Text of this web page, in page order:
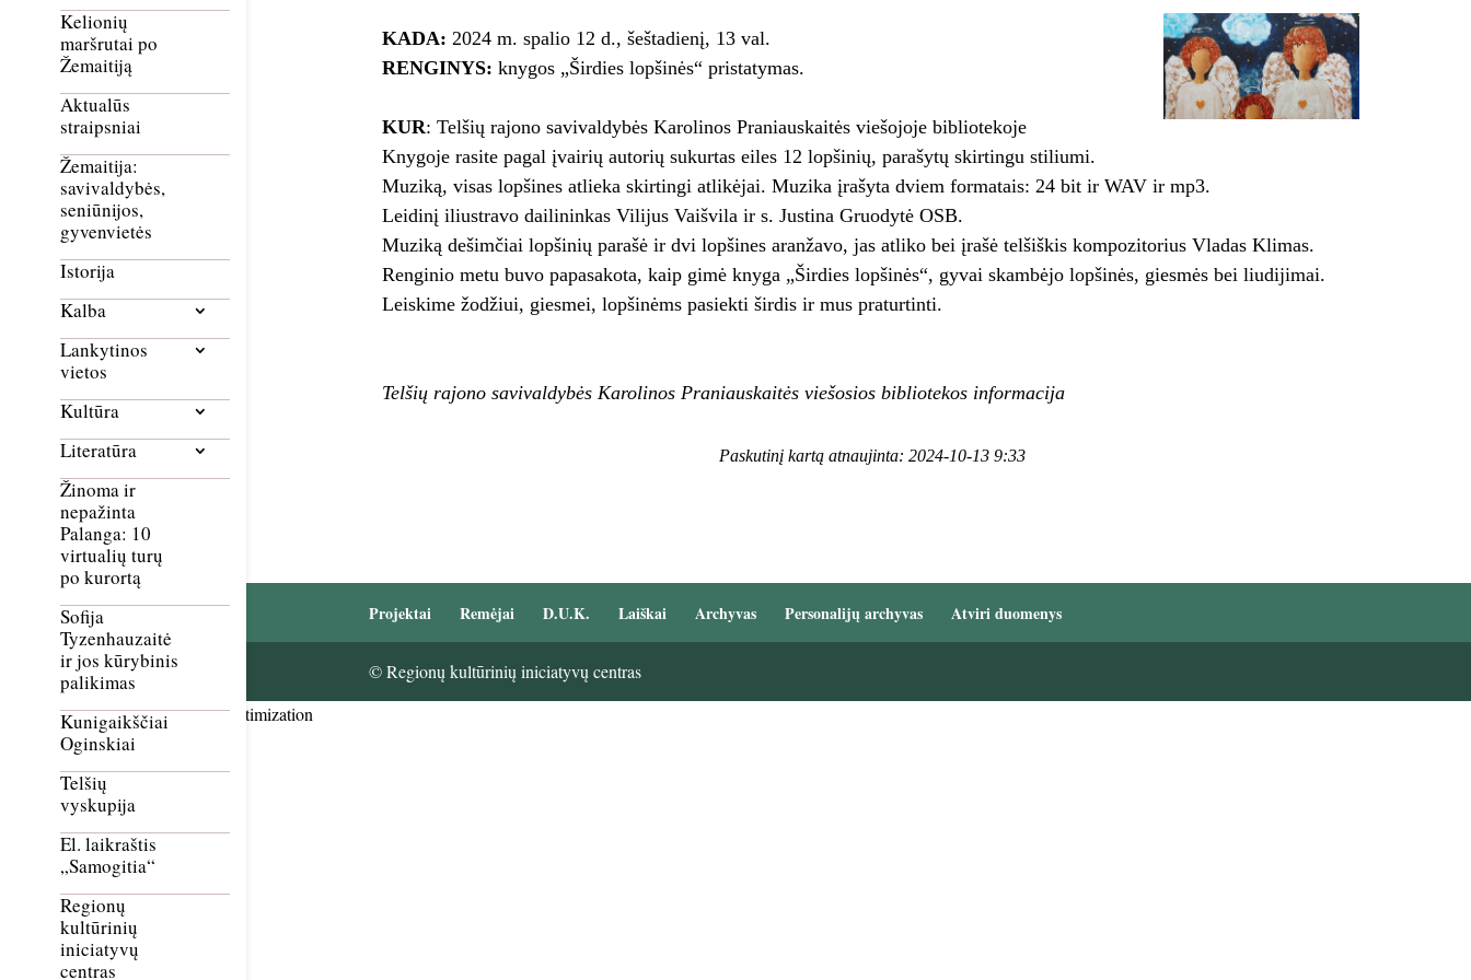
Kelionių
maršrutai po
Žemaitiją
Aktualūs
straipsniai
Žemaitija:
savivaldybės,
seniūnijos,
gyvenvietės
Istorija
Kalba
Lankytinos
vietos
Kultūra
Literatūra
Žinoma ir
nepažinta
Palanga: 10
virtualių turų
po kurortą
Sofija
Tyzenhauzaitė
ir jos kūrybinis
palikimas
Kunigaikščiai
Oginskiai
Telšių
vyskupija
El. laikraštis
„Samogitia“
Regionų
kultūrinių
iniciatyvų
centras
KADA: 2024 m. spalio 12 d., šeštadienį, 13 val.
RENGINYS: knygos „Širdies lopšinės“ pristatymas.
KUR: Telšių rajono savivaldybės Karolinos Praniauskaitės viešojoje bibliotekoje
Knygoje rasite pagal įvairių autorių sukurtas eiles 12 lopšinių, parašytų skirtingu stiliumi.
Muziką, visas lopšines atlieka skirtingi atlikėjai. Muzika įrašyta dviem formatais: 24 bit ir WAV ir mp3.
Leidinį iliustravo dailininkas Vilijus Vaišvila ir s. Justina Gruodytė OSB.
Muziką dešimčiai lopšinių parašė ir dvi lopšines aranžavo, jas atliko bei įrašė telšiškis kompozitorius Vladas Klimas.
Renginio metu buvo papasakota, kaip gimė knyga „Širdies lopšinės“, gyvai skambėjo lopšinės, giesmės bei liudijimai.
Leiskime žodžiui, giesmei, lopšinėms pasiekti širdis ir mus praturtinti.
Telšių rajono savivaldybės Karolinos Praniauskaitės viešosios bibliotekos informacija
Paskutinį kartą atnaujinta: 2024-10-13 9:33
Projektai Remėjai D.U.K. Laiškai Archyvas Personalijų archyvas Atviri duomenys
© Regionų kultūrinių iniciatyvų centras
Smush Image Compression and Optimization